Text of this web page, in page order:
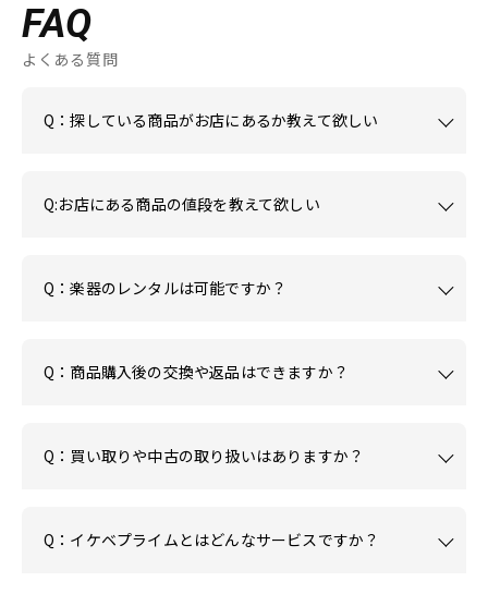
FAQ
よくある質問
Q：探している商品がお店にあるか教えて欲しい
Q:お店にある商品の値段を教えて欲しい
Q：楽器のレンタルは可能ですか？
Q：商品購入後の交換や返品はできますか？
Q：買い取りや中古の取り扱いはありますか？
Q：イケベプライムとはどんなサービスですか？